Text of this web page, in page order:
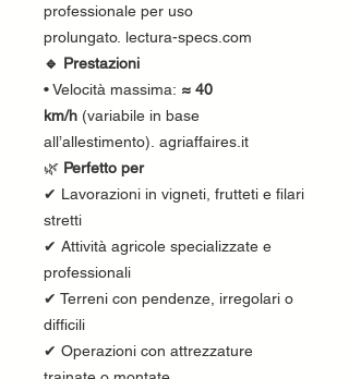
professionale per uso
prolungato. lectura-specs.com
🔹 Prestazioni
• Velocità massima: ≈ 40
km/h (variabile in base
all’allestimento). agriaffaires.it
🌿 Perfetto per
✔ Lavorazioni in vigneti, frutteti e filari
stretti
✔ Attività agricole specializzate e
professionali
✔ Terreni con pendenze, irregolari o
difficili
✔ Operazioni con attrezzature